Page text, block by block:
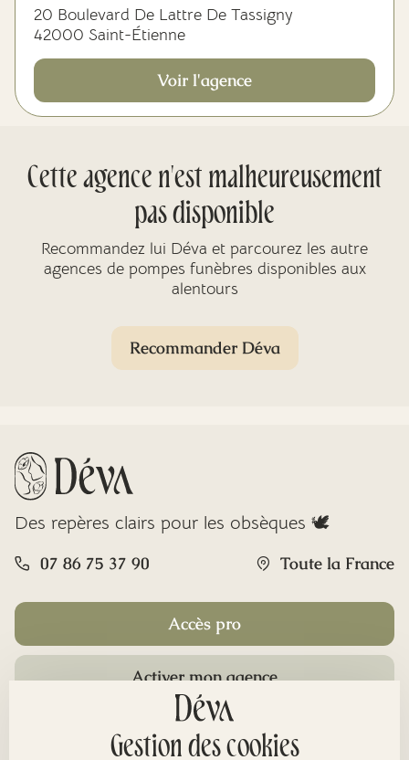
20 Boulevard De Lattre De Tassigny
42000 Saint-Étienne
Voir l'agence
Cette agence n'est malheureusement
pas disponible
Recommandez lui Déva et parcourez les autre
agences de pompes funèbres disponibles aux
alentours
Recommander Déva
Des repères clairs pour les obsèques 🕊️
07 86 75 37 90 Toute la France
Accès pro
Activer mon agence
Gestion des cookies